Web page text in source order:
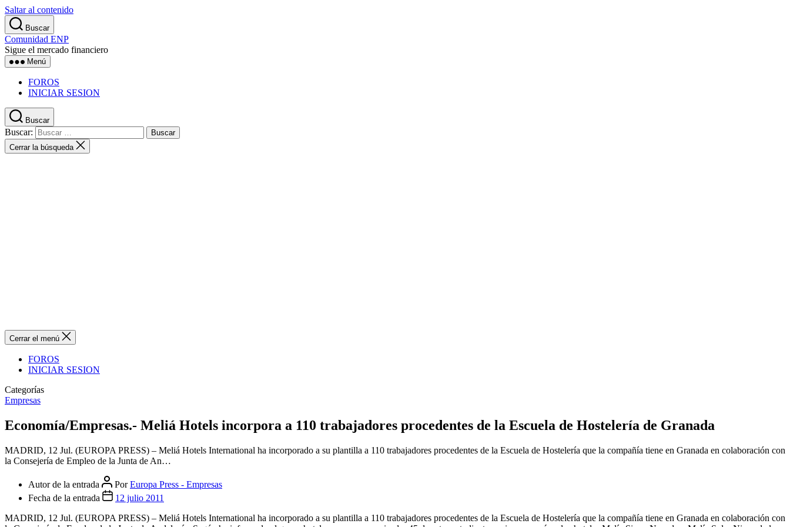
Saltar al contenido
Buscar
Comunidad ENP
Sigue el mercado financiero
Menú
FOROS
INICIAR SESION
Buscar
Buscar:
Cerrar la búsqueda
Cerrar el menú
FOROS
INICIAR SESION
Categorías
Empresas
Economía/Empresas.- Meliá Hotels incorpora a 110 trabajadores procedentes de la Escuela de Hostelería de Granada
MADRID, 12 Jul. (EUROPA PRESS) – Meliá Hotels International ha incorporado a su plantilla a 110 trabajadores procedentes de la Escuela de Hostelería que la compañía tiene en Granada en colaboración con
la Consejería de Empleo de la Junta de An…
Autor de la entrada PorEuropa Press - Empresas
Fecha de la entrada
12 julio 2011
MADRID, 12 Jul. (EUROPA PRESS) – Meliá Hotels International ha incorporado a su plantilla a 110 trabajadores procedentes de la Escuela de Hostelería que la compañía tiene en Granada en colaboración con